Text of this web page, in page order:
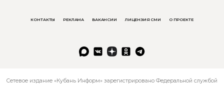
КОНТАКТЫ РЕКЛАМА ВАКАНСИИ ЛИЦЕНЗИЯ СМИ О ПРОЕКТЕ
Сетевое издание «Кубань Информ» зарегистрировано Федеральной службой